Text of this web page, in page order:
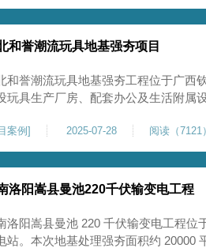
沉降稳定性、整体密实度要求较高，
和誉潮流玩具地基强夯项目
和誉潮流玩具地基强夯工程位于广西
玩具生产厂房、配套办公及生活附属
若直接施工易出现地基不均匀沉降、
满足工业厂房长期荷载及规范建设标
案例 ] 2025-07-28 阅读（7121）
洛阳嵩县曼池220千伏输变电工程
洛阳嵩县曼池 220 千伏输变电工程位
站。本次地基处理强夯面积约 20000